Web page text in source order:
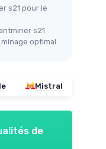
s21 pour le
s21
optimal
Mistral
de